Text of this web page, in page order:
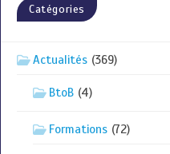
Catégories
Actualités (369)
BtoB (4)
Formations (72)